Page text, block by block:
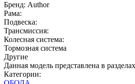
Бренд: Author
Рама:
Подвеска:
Трансмиссия:
Колесная система:
Тормозная система
Другие
Данная модель представлена в
Категории: